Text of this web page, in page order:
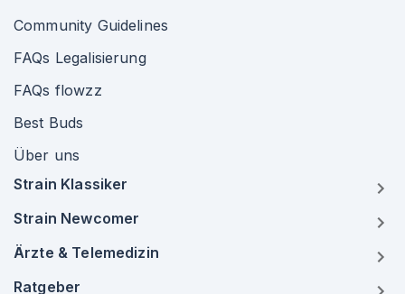
Community Guidelines
FAQs Legalisierung
FAQs flowzz
Best Buds
Über uns
Strain Klassiker
Strain Newcomer
Ärzte & Telemedizin
Ratgeber